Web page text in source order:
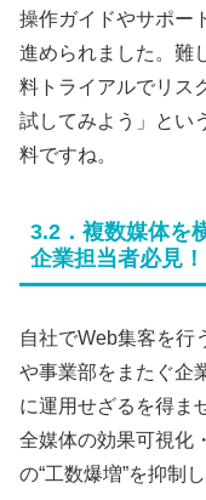
操作ガイドやサポー
進められました。難
料トライアルでリス
試してみよう」とい
料ですね。
3.2．複数媒体を
企業担当者必見！
自社でWeb集客を行
や事業部をまたぐ企
に運用せざるを得ま
全媒体の効果可視化
の“工数爆増”を抑制